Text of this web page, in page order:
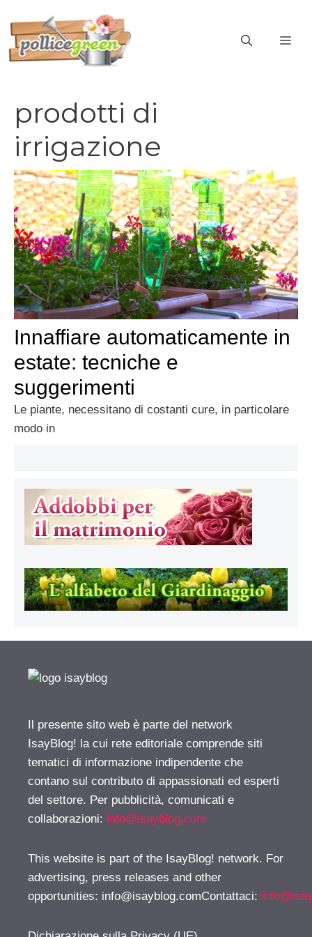
contenuto
prodotti di
irrigazione
Innaffiare automaticamente in
estate: tecniche e
suggerimenti
Le piante, necessitano di costanti cure, in particolare
modo in
Il presente sito web è parte del network
IsayBlog! la cui rete editoriale comprende siti
tematici di informazione indipendente che
contano sul contributo di appassionati ed esperti
del settore. Per pubblicità, comunicati e
collaborazioni: info@isayblog.com
This website is part of the IsayBlog! network. For
advertising, press releases and other
opportunities: info@isayblog.comContattaci: